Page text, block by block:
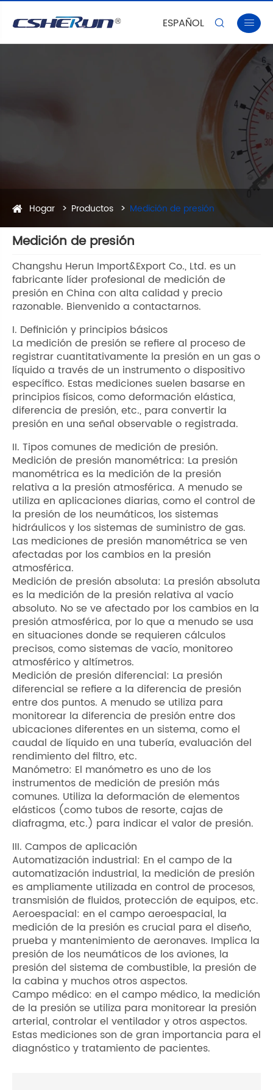
ESPAÑOL  
Hogar Productos Medición de presión
Medición de presión
Changshu Herun Import&Export Co., Ltd. es un
fabricante líder profesional de medición de
presión en China con alta calidad y precio
razonable. Bienvenido a contactarnos.
I. Definición y principios básicos
La medición de presión se refiere al proceso de
registrar cuantitativamente la presión en un gas o
líquido a través de un instrumento o dispositivo
específico. Estas mediciones suelen basarse en
principios físicos, como deformación elástica,
diferencia de presión, etc., para convertir la
presión en una señal observable o registrada.
II. Tipos comunes de medición de presión.
Medición de presión manométrica: La presión
manométrica es la medición de la presión
relativa a la presión atmosférica. A menudo se
utiliza en aplicaciones diarias, como el control de
la presión de los neumáticos, los sistemas
hidráulicos y los sistemas de suministro de gas.
Las mediciones de presión manométrica se ven
afectadas por los cambios en la presión
atmosférica.
Medición de presión absoluta: La presión absoluta
es la medición de la presión relativa al vacío
absoluto. No se ve afectado por los cambios en la
presión atmosférica, por lo que a menudo se usa
en situaciones donde se requieren cálculos
precisos, como sistemas de vacío, monitoreo
atmosférico y altímetros.
Medición de presión diferencial: La presión
diferencial se refiere a la diferencia de presión
entre dos puntos. A menudo se utiliza para
monitorear la diferencia de presión entre dos
ubicaciones diferentes en un sistema, como el
caudal de líquido en una tubería, evaluación del
rendimiento del filtro, etc.
Manómetro: El manómetro es uno de los
instrumentos de medición de presión más
comunes. Utiliza la deformación de elementos
elásticos (como tubos de resorte, cajas de
diafragma, etc.) para indicar el valor de presión.
III. Campos de aplicación
Automatización industrial: En el campo de la
automatización industrial, la medición de presión
es ampliamente utilizada en control de procesos,
transmisión de fluidos, protección de equipos, etc.
Aeroespacial: en el campo aeroespacial, la
medición de la presión es crucial para el diseño,
prueba y mantenimiento de aeronaves. Implica la
presión de los neumáticos de los aviones, la
presión del sistema de combustible, la presión de
la cabina y muchos otros aspectos.
Campo médico: en el campo médico, la medición
de la presión se utiliza para monitorear la presión
arterial, controlar el ventilador y otros aspectos.
Estas mediciones son de gran importancia para el
diagnóstico y tratamiento de pacientes.